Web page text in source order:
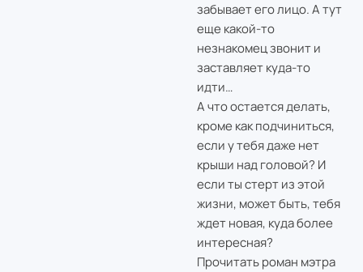
забывает его лицо. А тут
еще какой-то
незнакомец звонит и
заставляет куда-то
идти…
А что остается делать,
кроме как подчиниться,
если у тебя даже нет
крыши над головой? И
если ты стерт из этой
жизни, может быть, тебя
ждет новая, куда более
интересная?
Прочитать роман мэтра